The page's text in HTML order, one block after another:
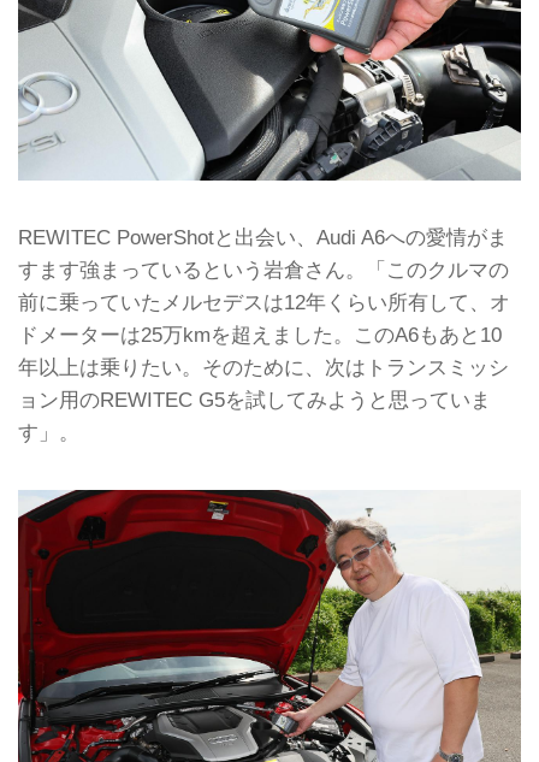
REWITEC PowerShotと出会い、Audi A6への愛情がま
すます強まっているという岩倉さん。「このクルマの
前に乗っていたメルセデスは12年くらい所有して、オ
ドメーターは25万kmを超えました。このA6もあと10
年以上は乗りたい。そのために、次はトランスミッシ
ョン用のREWITEC G5を試してみようと思っていま
す」。